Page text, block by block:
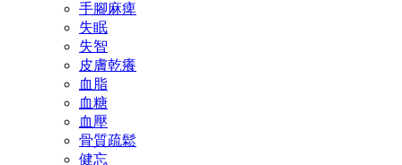
手腳麻痺
失眠
失智
皮膚乾癢
血脂
血糖
血壓
骨質疏鬆
健忘